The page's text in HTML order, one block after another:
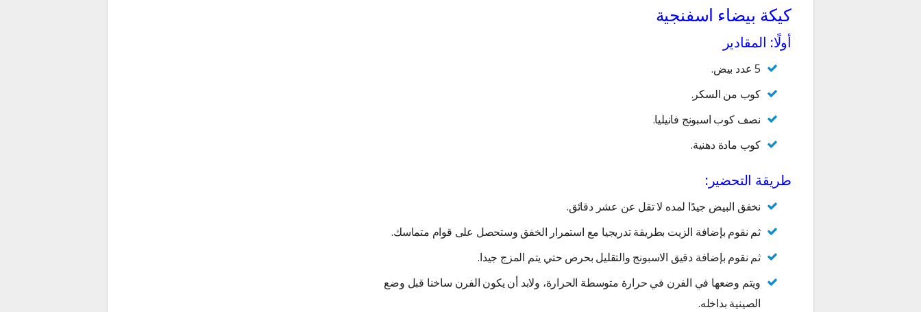
كيكة بيضاء اسفنجية
أولًا: المقادير
5 عدد بيض.
كوب من السكر.
نصف كوب اسبونج فانيليا.
كوب مادة دهنية.
طريقة التحضير:
نخفق البيض جيدًا لمده لا تقل عن عشر دقائق.
ثم نقوم بإضافة الزيت بطريقة تدريجيا مع استمرار الخفق وستحصل على قوام متماسك.
ثم نقوم بإضافة دقيق الاسبونج والتقليل بحرص حتي يتم المزج جيدا.
ويتم وضعها في الفرن في حرارة متوسطة الحرارة، ولابد أن يكون الفرن ساخنا قبل وضع
الصينية بداخله.